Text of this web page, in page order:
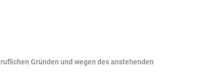
Gründen und wegen des anstehenden